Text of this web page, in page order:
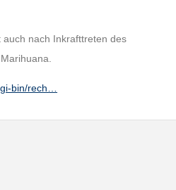
auch nach Inkrafttreten des
bin/rech…